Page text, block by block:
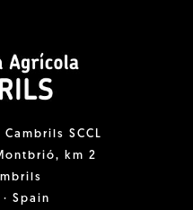
SCCL
km 2
Spain